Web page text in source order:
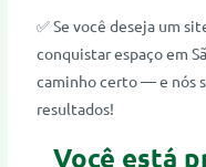
✅ Se você deseja um
conquistar espaço em
caminho certo — e nós
resultados!
Você está